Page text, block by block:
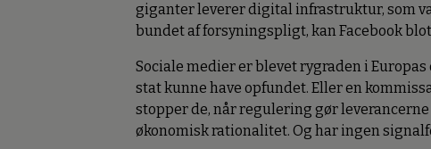
giganter leverer digital infrastruktur, som
bundet af forsyningspligt, kan Facebook
Sociale medier er blevet rygraden i
stat kunne have opfundet. Eller en
stopper de, når regulering gør leverancerne
økonomisk rationalitet. Og har ingen